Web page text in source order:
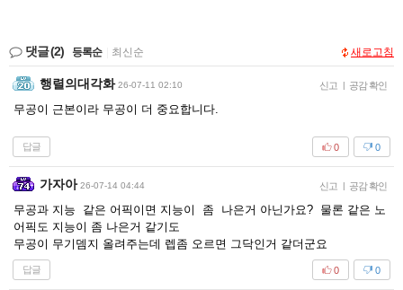
댓글(2) 등록순 최신순 새로고침
행렬의대각화 26-07-11 02:10 신고 | 공감 확인
무공이 근본이라 무공이 더 중요합니다.
답글 0
0
가자아 26-07-14 04:44 신고 | 공감 확인
무공과 지능 같은 어픽이면 지능이 좀 나은거 아닌가요? 물론 같은 노
어픽도 지능이 좀 나은거 같기도
무공이 무기뎀지 올려주는데 렙좀 오르면 그닥인거 같더군요
답글 0
0